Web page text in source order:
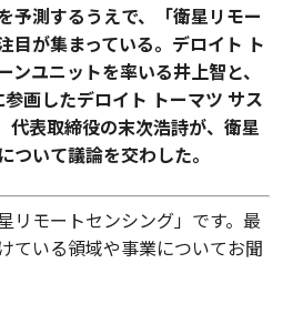
予測するうえで、「衛星リモー
目が集まっている。デロイト ト
ユニットを率いる井上智と、
画したデロイト トーマツ サス
代表取締役の末次浩詩が、衛星
ついて議論を交わした。
リモートセンシング」です。最
ている領域や事業についてお聞